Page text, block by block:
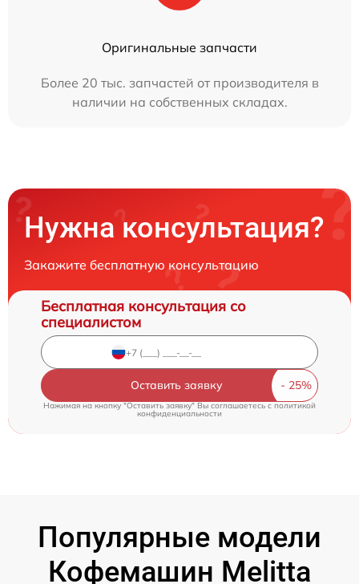
Оригинальные запчасти
Более 20 тыс. запчастей от производителя в
наличии на собственных складах.
Нужна консультация?
Закажите бесплатную консультацию
Бесплатная консультация со
специалистом
Оставить заявку
Нажимая на кнопку "Оставить заявку" Вы соглашаетесь cполитикой
конфиденциальности
Популярные модели
Кофемашин Melitta